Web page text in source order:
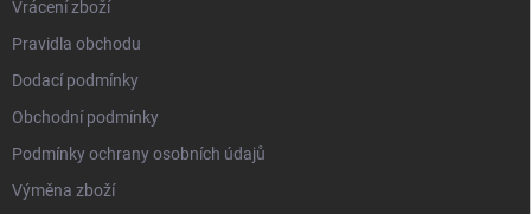
Vrácení zboží
Pravidla obchodu
Dodací podmínky
Obchodní podmínky
Podmínky ochrany osobních údajů
Výměna zboží